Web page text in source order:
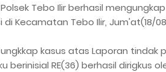
Tebo Ilir berhasil
Kecamatan Tebo Ilir, Jum'at(18/
kasus atas Laporan tindak
berinisial RE(36) berhasil dirigkus